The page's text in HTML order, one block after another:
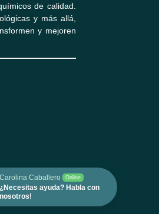
de calidad.
y más allá,
y mejoren
Carolina Caballero Online
¿Necesitas ayuda? Habla con
nosotros!